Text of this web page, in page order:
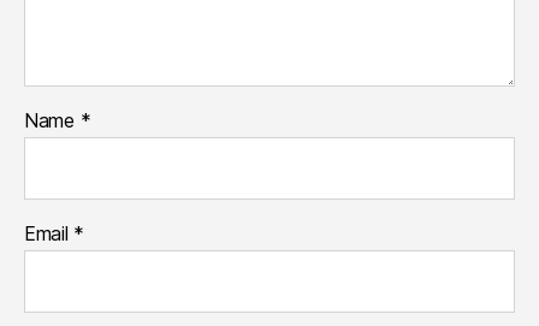
Name *
Email *